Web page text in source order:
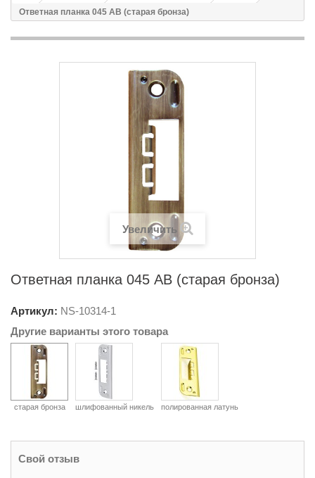
Ответная планка 045 AB (старая бронза)
Увеличить
Ответная планка 045 AB (старая бронза)
Артикул: NS-10314-1
Другие варианты этого товара
старая бронза шлифованный никель полированная латунь
Свой отзыв